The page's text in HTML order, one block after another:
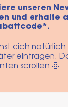
unseren
und erhalte
dich
eintragen.
scrollen 🙂